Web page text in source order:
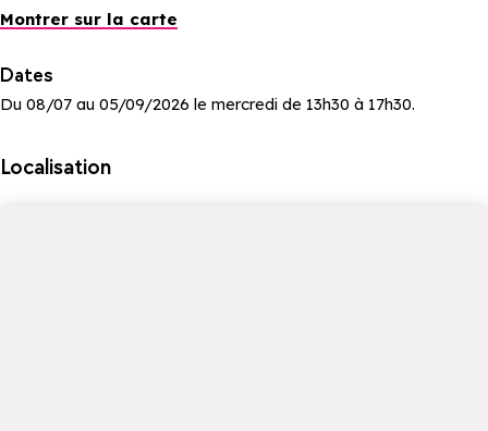
Montrer sur la carte
Dates
Du 08/07 au 05/09/2026 le mercredi de 13h30 à 17h30.
Localisation